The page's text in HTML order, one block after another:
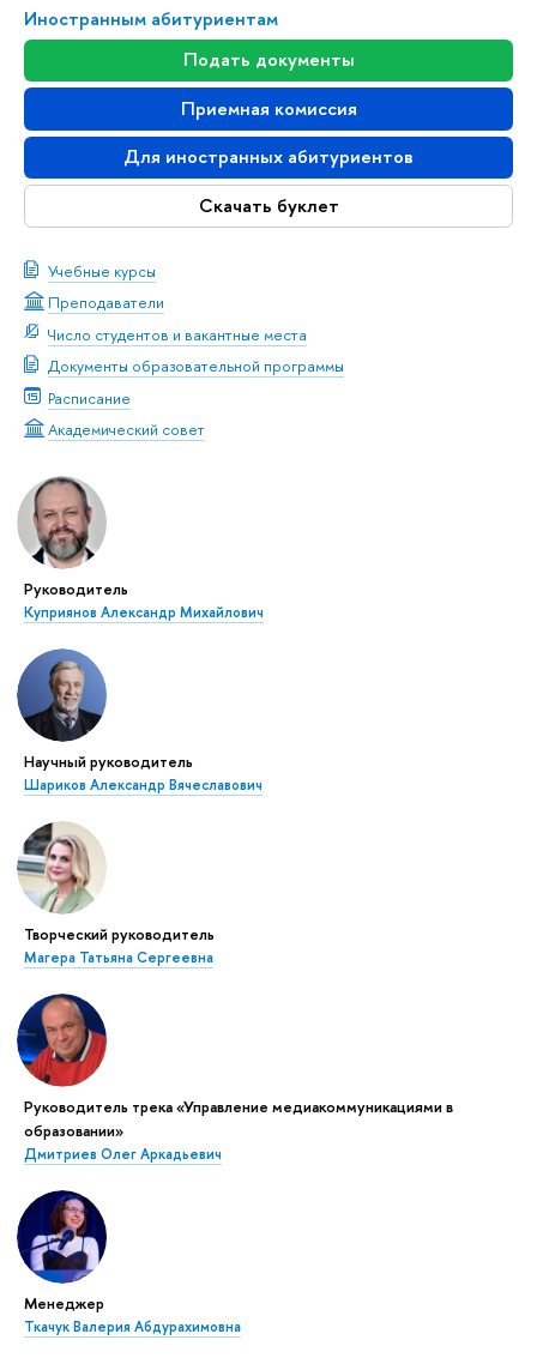
Иностранным абитуриентам
Подать документы
Приемная комиссия
Для иностранных абитуриентов
Скачать буклет
Учебные курсы
Преподаватели
Число студентов и вакантные места
Документы образовательной программы
Расписание
Академический совет
Руководитель
Куприянов Александр Михайлович
Научный руководитель
Шариков Александр Вячеславович
Творческий руководитель
Магера Татьяна Сергеевна
Руководитель трека «Управление медиакоммуникациями в
образовании»
Дмитриев Олег Аркадьевич
Менеджер
Ткачук Валерия Абдурахимовна